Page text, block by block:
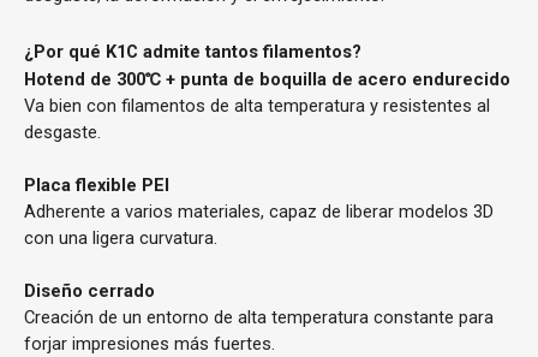
¿Por qué K1C admite tantos filamentos?
Hotend de 300℃ + punta de boquilla de acero endurecido
Va bien con filamentos de alta temperatura y resistentes al
desgaste.
Placa flexible PEI
Adherente a varios materiales, capaz de liberar modelos 3D
con una ligera curvatura.
Diseño cerrado
Creación de un entorno de alta temperatura constante para
forjar impresiones más fuertes.